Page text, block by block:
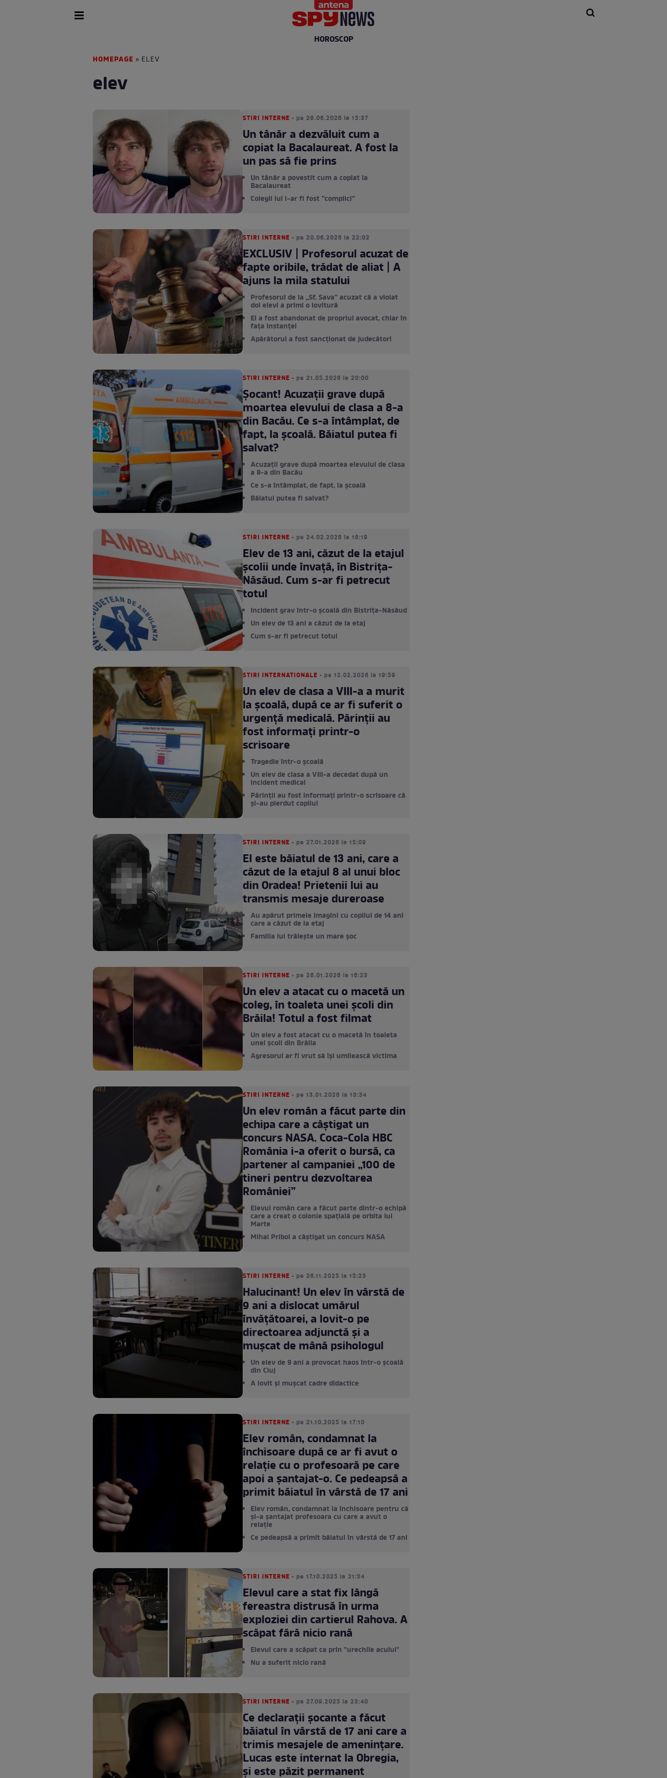
HOROSCOP
HOMEPAGE » ELEV
elev
STIRI INTERNE • pe 29.06.2026 la 13:37
Un tânăr a dezvăluit cum a
copiat la Bacalaureat. A fost la
un pas să fie prins
Un tânăr a povestit cum a copiat la
Bacalaureat
Colegii lui i-ar fi fost ”complici”
STIRI INTERNE • pe 20.06.2026 la 22:02
EXCLUSIV | Profesorul acuzat de
fapte oribile, trădat de aliat | A
ajuns la mila statului
Profesorul de la „Sf. Sava” acuzat că a violat
doi elevi a primi o lovitură
El a fost abandonat de propriul avocat, chiar în
fața instanței
Apărătorul a fost sancționat de judecători
STIRI INTERNE • pe 21.05.2026 la 20:00
Șocant! Acuzații grave după
moartea elevului de clasa a 8-a
din Bacău. Ce s-a întâmplat, de
fapt, la școală. Băiatul putea fi
salvat?
Acuzații grave după moartea elevului de clasa
a 8-a din Bacău
Ce s-a întâmplat, de fapt, la școală
Băiatul putea fi salvat?
STIRI INTERNE • pe 24.02.2026 la 16:19
Elev de 13 ani, căzut de la etajul
școlii unde învață, în Bistrița-
Năsăud. Cum s-ar fi petrecut
totul
Incident grav într-o școală din Bistrița-Năsăud
Un elev de 13 ani a căzut de la etaj
Cum s-ar fi petrecut totul
STIRI INTERNATIONALE • pe 12.02.2026 la 19:59
Un elev de clasa a VIII-a a murit
la școală, după ce ar fi suferit o
urgență medicală. Părinții au
fost informați printr-o
scrisoare
Tragedie într-o școală
Un elev de clasa a VIII-a decedat după un
incident medical
Părinții au fost informați printr-o scrisoare că
și-au pierdut copilul
STIRI INTERNE • pe 27.01.2026 la 15:09
El este băiatul de 13 ani, care a
căzut de la etajul 8 al unui bloc
din Oradea! Prietenii lui au
transmis mesaje dureroase
Au apărut primele imagini cu copilul de 14 ani
care a căzut de la etaj
Familia lui trăiește un mare șoc
STIRI INTERNE • pe 26.01.2026 la 16:23
Un elev a atacat cu o macetă un
coleg, în toaleta unei școli din
Brăila! Totul a fost filmat
Un elev a fost atacat cu o macetă în toaleta
unei școli din Brăila
Agresorul ar fi vrut să își umilească victima
STIRI INTERNE • pe 13.01.2026 la 13:34
Un elev român a făcut parte din
echipa care a câștigat un
concurs NASA. Coca-Cola HBC
România i-a oferit o bursă, ca
partener al campaniei „100 de
tineri pentru dezvoltarea
României”
Elevul român care a făcut parte dintr-o echipă
care a creat o colonie spațială pe orbita lui
Marte
Mihai Priboi a câștigat un concurs NASA
STIRI INTERNE • pe 26.11.2025 la 15:23
Halucinant! Un elev în vârstă de
9 ani a dislocat umărul
învățătoarei, a lovit-o pe
directoarea adjunctă şi a
mușcat de mână psihologul
Un elev de 9 ani a provocat haos într-o școală
din Cluj
A lovit și mușcat cadre didactice
STIRI INTERNE • pe 21.10.2025 la 17:10
Elev român, condamnat la
închisoare după ce ar fi avut o
relație cu o profesoară pe care
apoi a șantajat-o. Ce pedeapsă a
primit băiatul în vârstă de 17 ani
Elev român, condamnat la închisoare pentru că
și-a șantajat profesoara cu care a avut o
relație
Ce pedeapsă a primit băiatul în vârstă de 17 ani
STIRI INTERNE • pe 17.10.2025 la 21:34
Elevul care a stat fix lângă
fereastra distrusă în urma
exploziei din cartierul Rahova. A
scăpat fără nicio rană
Elevul care a scăpat ca prin "urechile acului"
Nu a suferit nicio rană
STIRI INTERNE • pe 27.09.2025 la 23:40
Ce declarații șocante a făcut
băiatul în vârstă de 17 ani care a
trimis mesajele de amenințare.
Lucas este internat la Obregia,
și este păzit permanent